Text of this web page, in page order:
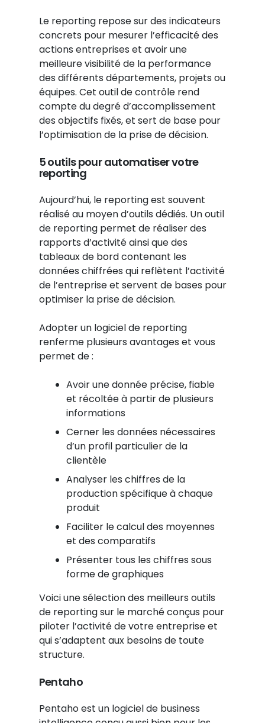
Le reporting repose sur des indicateurs
concrets pour mesurer l’efficacité des
actions entreprises et avoir une
meilleure visibilité de la performance
des différents départements, projets ou
équipes. Cet outil de contrôle rend
compte du degré d’accomplissement
des objectifs fixés, et sert de base pour
l’optimisation de la prise de décision.
5 outils pour automatiser votre
reporting
Aujourd’hui, le reporting est souvent
réalisé au moyen d’outils dédiés. Un outil
de reporting permet de réaliser des
rapports d’activité ainsi que des
tableaux de bord contenant les
données chiffrées qui reflètent l’activité
de l’entreprise et servent de bases pour
optimiser la prise de décision.
Adopter un logiciel de reporting
renferme plusieurs avantages et vous
permet de :
Avoir une donnée précise, fiable
et récoltée à partir de plusieurs
informations
Cerner les données nécessaires
d’un profil particulier de la
clientèle
Analyser les chiffres de la
production spécifique à chaque
produit
Faciliter le calcul des moyennes
et des comparatifs
Présenter tous les chiffres sous
forme de graphiques
Voici une sélection des meilleurs outils
de reporting sur le marché conçus pour
piloter l’activité de votre entreprise et
qui s’adaptent aux besoins de toute
structure.
Pentaho
Pentaho est un logiciel de business